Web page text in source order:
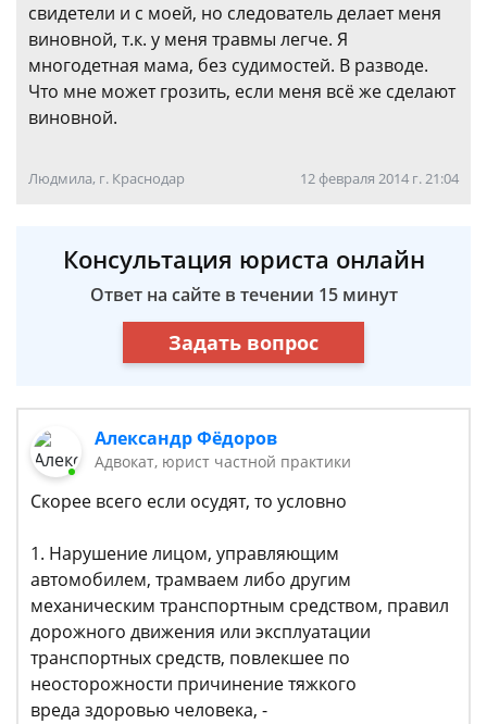
свидетели и с моей, но следователь делает меня
виновной, т.к. у меня травмы легче. Я
многодетная мама, без судимостей. В разводе.
Что мне может грозить, если меня всё же сделают
виновной.
Людмила, г. Краснодар 12 февраля 2014 г. 21:04
Консультация юриста онлайн
Ответ на сайте в течении 15 минут
Задать вопрос
Александр Фёдоров
Адвокат, юрист частной практики
Скорее всего если осудят, то условно
1. Нарушение лицом, управляющим
автомобилем, трамваем либо другим
механическим транспортным средством, правил
дорожного движения или эксплуатации
транспортных средств, повлекшее по
неосторожности причинение тяжкого
вреда здоровью человека, -